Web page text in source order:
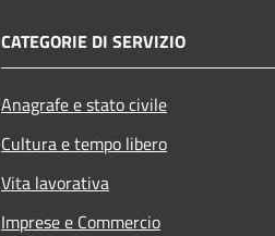
CATEGORIE DI SERVIZIO
Anagrafe e stato civile
Cultura e tempo libero
Vita lavorativa
Imprese e Commercio